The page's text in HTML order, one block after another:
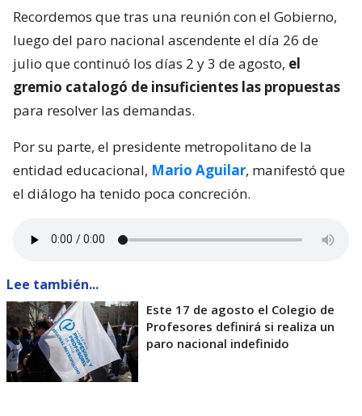
Recordemos que tras una reunión con el Gobierno,
luego del paro nacional ascendente el día 26 de
julio que continuó los días 2 y 3 de agosto, el
gremio catalogó de insuficientes las propuestas
para resolver las demandas.
Por su parte, el presidente metropolitano de la
entidad educacional, Mario Aguilar, manifestó que
el diálogo ha tenido poca concreción.
Lee también...
Este 17 de agosto el Colegio de
Profesores definirá si realiza un
paro nacional indefinido